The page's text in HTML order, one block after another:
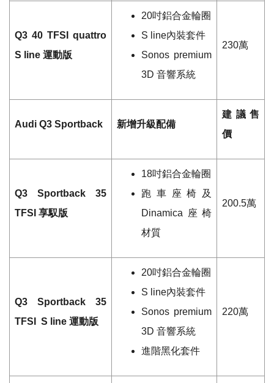
Q3 40 TFSI
quattro
S line 運動版
20吋鋁合金輪圈
S line內裝套件
Sonos premium
3D 音響系統
230萬
Audi Q3 Sportback 新增升級配備
建議售
價
Q3 Sportback 35
TFSI 享馭版
18吋鋁合金輪圈
跑車座椅及
Dinamica 座椅
材質
200.5萬
Q3 Sportback 35
TFSI
S line 運動版
20吋鋁合金輪圈
S line內裝套件
Sonos premium
3D 音響系統
進階黑化套件
220萬